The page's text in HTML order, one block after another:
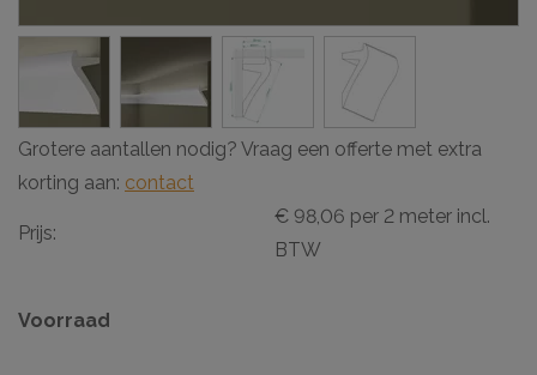
Grotere aantallen nodig? Vraag een offerte met extra
korting aan: contact
Prijs:
€ 98,06 per 2 meter incl.
BTW
Voorraad